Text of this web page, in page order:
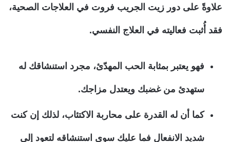
علاوةً على دور زيت الجريب فروت في العلاجات الصحية،
فقد أُثبت فعاليته في العلاج النفسي.
فهو يعتبر بمثابة الحب المهدّئ، مجرد استنشاقك له
ستهدئ من غضبك ويعتدل مزاجك.
كما أن له القدرة على محاربة الاكتئاب، لذلك إن كنت
شديد الانفعال فما عليك سوى استنشاقه لتعود إلى